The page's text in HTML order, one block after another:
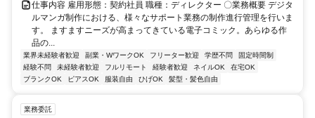
仕事内容 雇用形態：契約社員 職種：ディレクター 〇業務概要 デジタ
ルマンガ制作における、様々なサポート業務の制作進行管理を行いま
す。 ますますニーズが高まってきている電子コミック。あらゆる作
品の...
業界未経験者歓迎 副業・WワークOK フリーター歓迎 学歴不問
固定時間制
経験不問
未経験者歓迎 フルリモート 経験者歓迎 ネイルOK
在宅OK
ブランクOK
ピアスOK 服装自由 ひげOK 髪型・髪色自由
業務委託